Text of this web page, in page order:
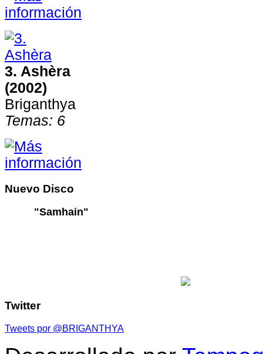
3. Ashèra
(2002)
Briganthya
Temas: 6
Nuevo Disco
"Samhain"
Twitter
Tweets por @BRIGANTHYA